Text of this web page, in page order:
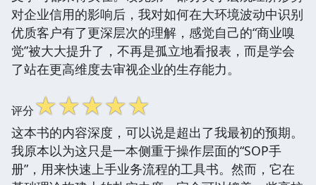
对企业信用的影响后，我对如何在大环境波动中识别
优质客户有了更深层次的理解，感觉自己的“商业嗅
觉”被大大提升了，不再是孤立地看报表，而是学会
了站在更高维度去审视企业的生存能力。
评分☆☆☆☆☆
这本书的内容深度，可以说是超出了我最初的预期。
我原本以为这只是一本侧重于操作层面的“SOP手
册”，用来快速上手业务流程的工具书。然而，它在